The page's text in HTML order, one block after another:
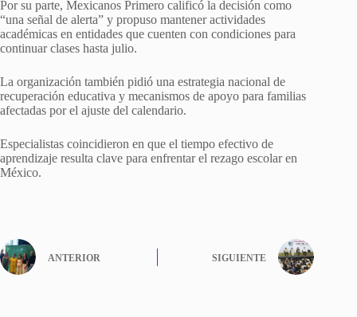
Por su parte, Mexicanos Primero calificó la decisión como
“una señal de alerta” y propuso mantener actividades
académicas en entidades que cuenten con condiciones para
continuar clases hasta julio.
La organización también pidió una estrategia nacional de
recuperación educativa y mecanismos de apoyo para familias
afectadas por el ajuste del calendario.
Especialistas coincidieron en que el tiempo efectivo de
aprendizaje resulta clave para enfrentar el rezago escolar en
México.
ANTERIOR SIGUIENTE